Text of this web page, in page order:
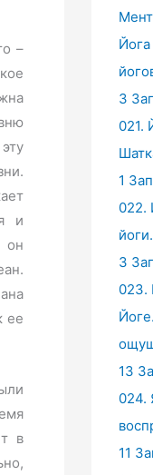
–
и
он
ее
в
3
021.
1
022.
йоги.
3
023.
13
024.
11